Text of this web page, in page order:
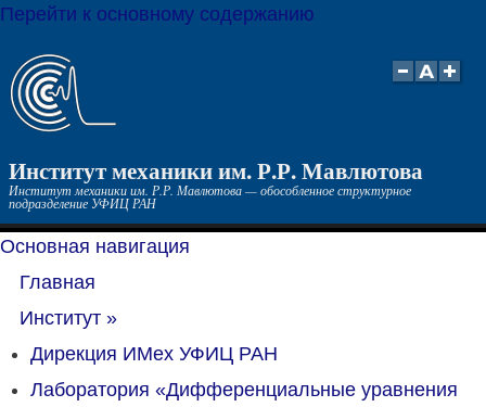
Перейти к основному содержанию
Институт механики им. Р.Р. Мавлютова
Институт механики им. Р.Р. Мавлютова — обособленное структурное
подразделение УФИЦ РАН
Основная навигация
Главная
Институт »
Дирекция ИМех УФИЦ РАН
Лаборатория «Дифференциальные уравнения